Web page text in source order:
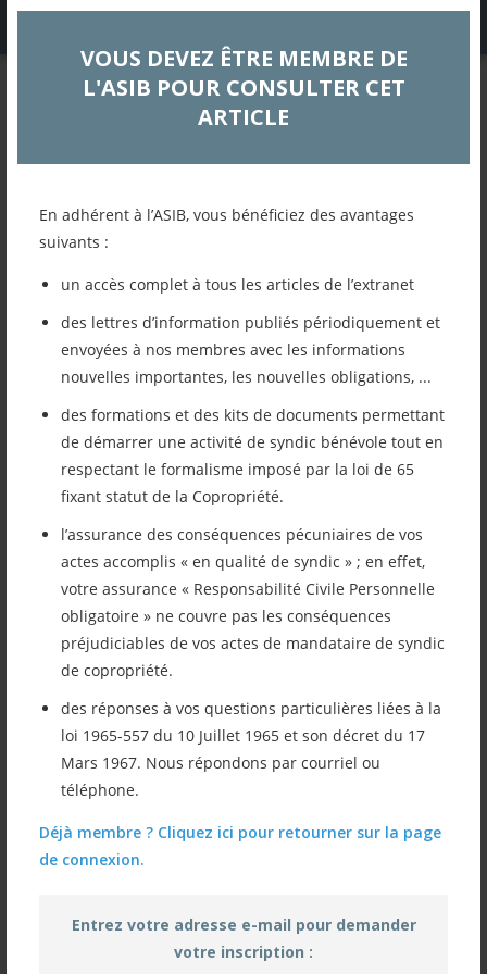
VOUS DEVEZ ÊTRE MEMBRE DE
L'ASIB POUR CONSULTER CET
ARTICLE
En adhérent à l’ASIB, vous bénéficiez des avantages
suivants :
un accès complet à tous les articles de l’extranet
des lettres d’information publiés périodiquement et
envoyées à nos membres avec les informations
nouvelles importantes, les nouvelles obligations, ...
des formations et des kits de documents permettant
de démarrer une activité de syndic bénévole tout en
respectant le formalisme imposé par la loi de 65
fixant statut de la Copropriété.
l’assurance des conséquences pécuniaires de vos
actes accomplis « en qualité de syndic » ; en effet,
votre assurance « Responsabilité Civile Personnelle
obligatoire » ne couvre pas les conséquences
préjudiciables de vos actes de mandataire de syndic
de copropriété.
des réponses à vos questions particulières liées à la
loi 1965-557 du 10 Juillet 1965 et son décret du 17
Mars 1967. Nous répondons par courriel ou
téléphone.
Déjà membre ? Cliquez ici pour retourner sur la page
de connexion.
Entrez votre adresse e-mail pour demander
votre inscription :
EXTRANET
NOVEMBRE 2024
Actualités
Retour à la liste des articles
Imprimer cet article
Mettre cet article dans mes favoris
Vous pouvez retrouver la lettre
d’information du mois de novembre 2024.
Les thèmes abordés sont : un résumé sur
les principes des C2E – le projet de loi de
finances pour 2025 – En Vrac – les petites
copropriétés, les ordonnances 2019 –
l’aphorisme du mois. Bonne lecture.
2024 11 LETTRE NOVEMBRE
Publié par mina le 7 novembre 2024